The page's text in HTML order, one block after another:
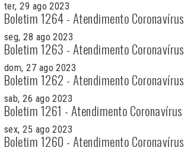
ter, 29 ago 2023
Boletim 1264 - Atendimento Coronavírus
seg, 28 ago 2023
Boletim 1263 - Atendimento Coronavírus
dom, 27 ago 2023
Boletim 1262 - Atendimento Coronavírus
sab, 26 ago 2023
Boletim 1261 - Atendimento Coronavírus
sex, 25 ago 2023
Boletim 1260 - Atendimento Coronavírus